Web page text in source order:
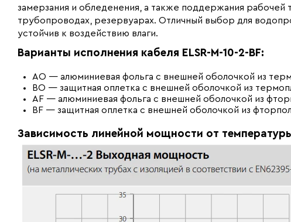
замерзания и обледенения, а также поддержания рабочей
трубопроводах, резервуарах. Отличный выбор для
устойчив к воздействию влаги.
Варианты исполнения кабеля ELSR-M-10-2-BF:
AO — алюминиевая фольга с внешней оболочкой из
BO — защитная оплетка с внешней оболочкой из
AF — алюминиевая фольга с внешней оболочкой из
BF — защитная оплетка с внешней оболочкой из
Зависимость линейной мощности от температуры